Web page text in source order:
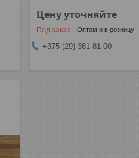
Цену уточняйте
Под заказ Оптом и в розницу
+375 (29) 381-81-00